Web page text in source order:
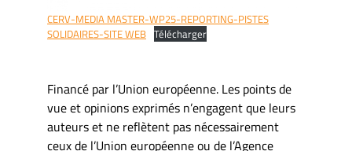
CERV-MEDIA MASTER-WP25-REPORTING-PISTES
SOLIDAIRES-SITE WEB Télécharger
Financé par l’Union européenne. Les points de
vue et opinions exprimés n’engagent que leurs
auteurs et ne reflètent pas nécessairement
ceux de l’Union européenne ou de l’Agence